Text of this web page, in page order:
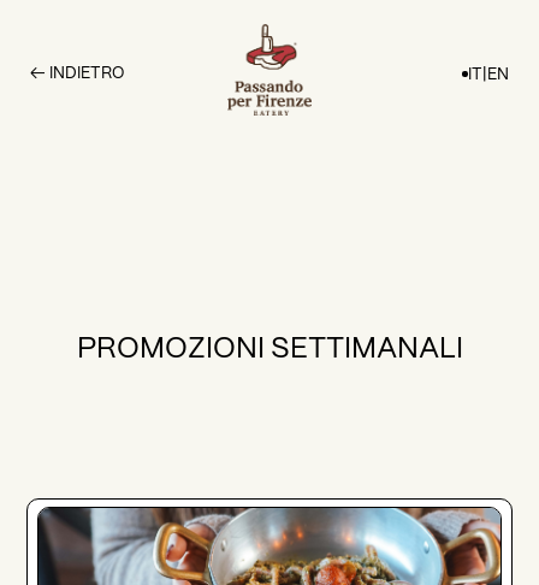
← INDIETRO IT EN
PROMOZIONI SETTIMANALI